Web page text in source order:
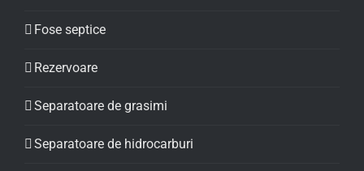
Fose septice
Rezervoare
Separatoare de grasimi
Separatoare de hidrocarburi